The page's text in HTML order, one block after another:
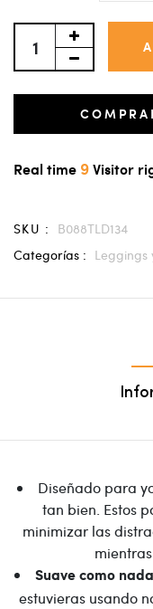
Real time 9Visitor
SKU :
B088TLD134
Categorías : Leggings
Diseñado para
tan bien. Estos
minimizar las
Suave como nada
estuvieras usando